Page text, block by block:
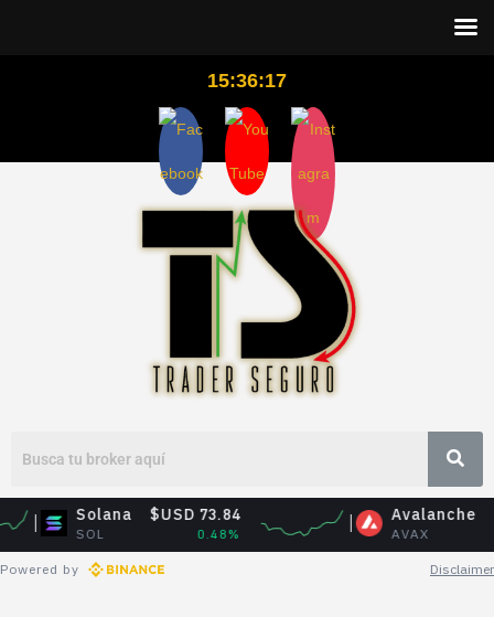
15:36:18
$USD 73.84 Avalanche
AVAX
$USD
Powered by Disclaimer